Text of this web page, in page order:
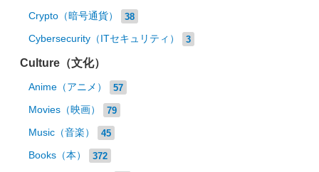
Crypto（暗号通貨） 38
Cybersecurity（ITセキュリティ） 3
Culture（文化）
Anime（アニメ） 57
Movies（映画） 79
Music（音楽） 45
Books（本） 372